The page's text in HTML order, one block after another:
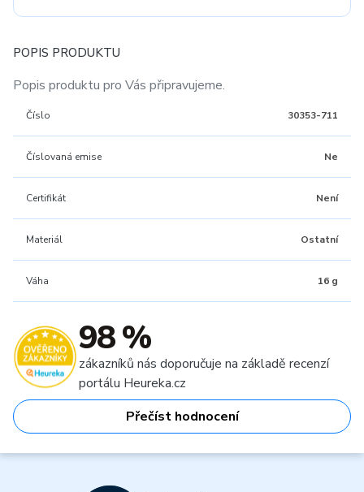
POPIS PRODUKTU
Popis produktu pro Vás připravujeme.
Číslo 30353-711
Číslovaná emise Ne
Certifikát Není
Materiál Ostatní
Váha 16 g
98 %
zákazníků nás doporučuje na základě recenzí
portálu Heureka.cz
Přečíst hodnocení